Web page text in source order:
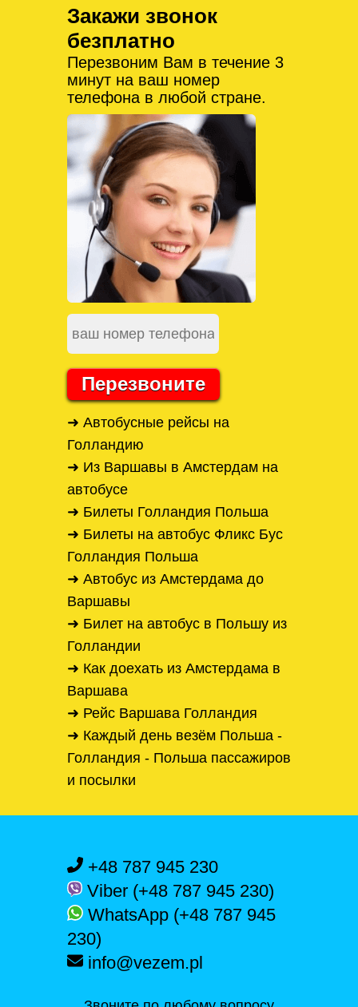
Закажи звонок
безплатно
Перезвоним Вам в течение 3
минут на ваш номер
телефона в любой стране.
Перезвоните
➜ Автобусные рейсы на
Голландию
➜ Из Варшавы в Амстердам на
автобусе
➜ Билеты Голландия Польша
➜ Билеты на автобус Фликс Бус
Голландия Польша
➜ Автобус из Амстердама до
Варшавы
➜ Билет на автобус в Польшу из
Голландии
➜ Как доехать из Амстердама в
Варшава
➜ Рейс Варшава Голландия
➜ Каждый день везём Польша -
Голландия - Польша пассажиров
и посылки
+48 787 945 230
Viber (+48 787 945 230)
WhatsApp (+48 787 945
230)
info@vezem.pl